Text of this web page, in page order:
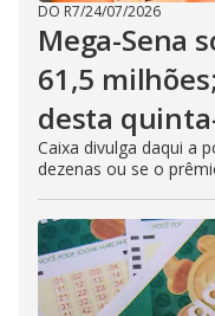
DO R7/24/07/2026
Mega-Sena
61,5
desta
Caixa divulga daqui a
dezenas ou se o